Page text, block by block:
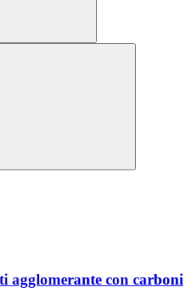
agglomerante con carboni